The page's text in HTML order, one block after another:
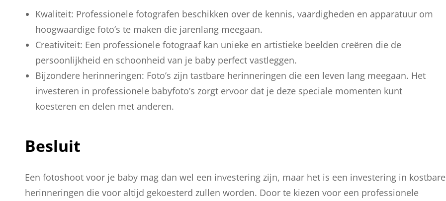
Kwaliteit: Professionele fotografen beschikken over de kennis, vaardigheden en apparatuur om
hoogwaardige foto’s te maken die jarenlang meegaan.
Creativiteit: Een professionele fotograaf kan unieke en artistieke beelden creëren die de
persoonlijkheid en schoonheid van je baby perfect vastleggen.
Bijzondere herinneringen: Foto’s zijn tastbare herinneringen die een leven lang meegaan. Het
investeren in professionele babyfoto’s zorgt ervoor dat je deze speciale momenten kunt
koesteren en delen met anderen.
Besluit
Een fotoshoot voor je baby mag dan wel een investering zijn, maar het is een investering in kostbare
herinneringen die voor altijd gekoesterd zullen worden. Door te kiezen voor een professionele